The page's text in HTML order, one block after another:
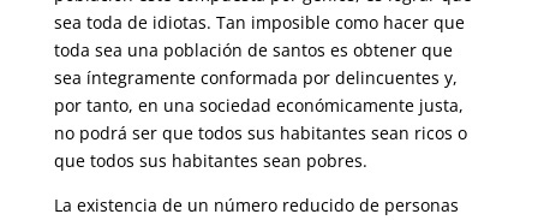
sea toda de idiotas. Tan imposible como hacer que
toda sea una población de santos es obtener que
sea íntegramente conformada por delincuentes y,
por tanto, en una sociedad económica­mente justa,
no podrá ser que todos sus habitantes sean ricos o
que to­dos sus habitantes sean pobres.
La existencia de un número reducido de personas